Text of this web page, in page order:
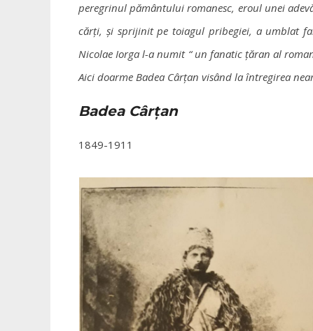
peregrinul pământului romanesc, eroul unei
cărți, și sprijinit pe toiagul pribegiei, a umblat
Nicolae Iorga l-a numit “ un fanatic țăran al
Aici doarme Badea Cârțan visând la întregirea
Badea Cârțan
1849-1911